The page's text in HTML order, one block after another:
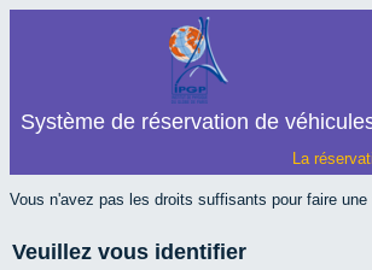
Système de réservation de
La
Vous n'avez pas les droits suffisants pour faire une
Veuillez vous identifier